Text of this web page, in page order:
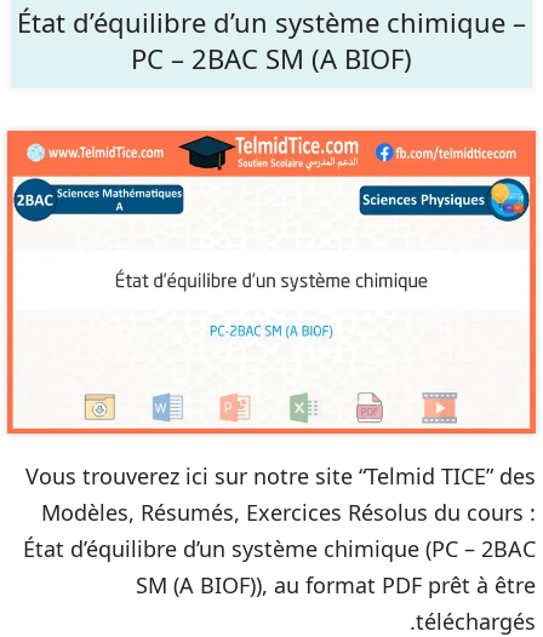
État d’équilibre d’un système chimique –
PC – 2BAC SM (A BIOF)
Vous trouverez ici sur notre site “Telmid TICE” des
Modèles, Résumés, Exercices Résolus du cours :
État d’équilibre d’un système chimique (PC – 2BAC
SM (A BIOF)), au format PDF prêt à être
téléchargés.